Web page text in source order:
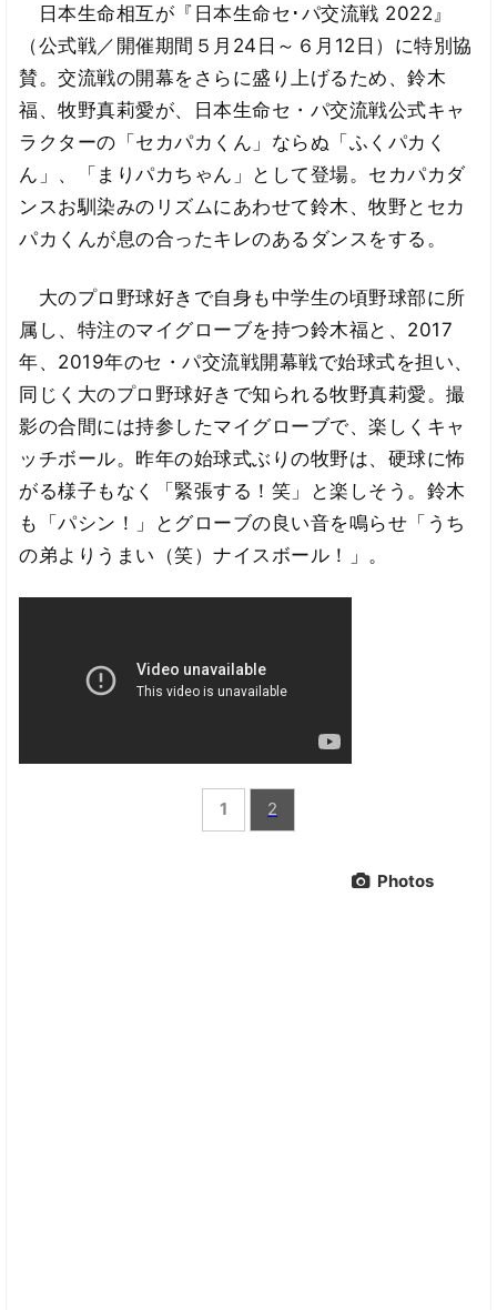
日本生命相互が『日本生命セ･パ交流戦 2022』
（公式戦／開催期間５月24日～６月12日）に特別協
賛。交流戦の開幕をさらに盛り上げるため、鈴木
福、牧野真莉愛が、日本生命セ・パ交流戦公式キャ
ラクターの「セカパカくん」ならぬ「ふくパカく
ん」、「まりパカちゃん」として登場。セカパカダ
ンスお馴染みのリズムにあわせて鈴木、牧野とセカ
パカくんが息の合ったキレのあるダンスをする。
大のプロ野球好きで自身も中学生の頃野球部に所
属し、特注のマイグローブを持つ鈴木福と、2017
年、2019年のセ・パ交流戦開幕戦で始球式を担い、
同じく大のプロ野球好きで知られる牧野真莉愛。撮
影の合間には持参したマイグローブで、楽しくキャ
ッチボール。昨年の始球式ぶりの牧野は、硬球に怖
がる様子もなく「緊張する！笑」と楽しそう。鈴木
も「パシン！」とグローブの良い音を鳴らせ「うち
の弟よりうまい（笑）ナイスボール！」。
1 2
Photos